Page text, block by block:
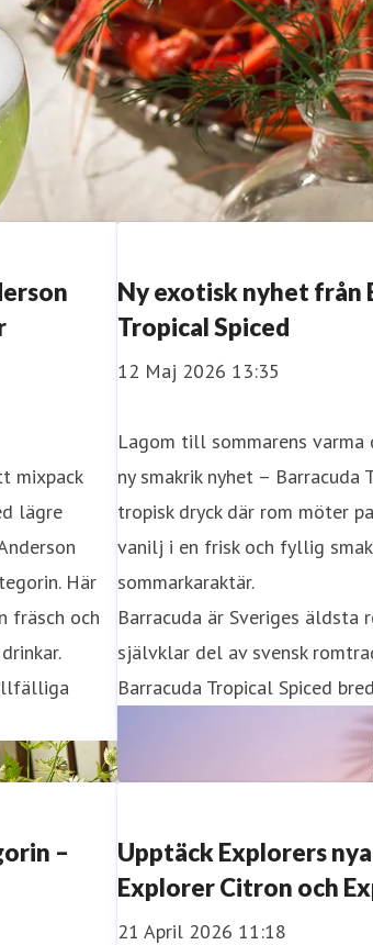
Dill. Recepten är framtagna för att lyfta
Dill är en dillkryddad akvavit som
mixpack
lägre
Här
fräsch och
Ny exotisk nyhet från
Tropical Spiced
12 Maj 2026 13:35
Lagom till sommarens varma
ny smakrik nyhet – Barracuda
tropisk dryck där rom möter
vanilj i en frisk och fyllig
sommarkaraktär.
Barracuda är Sveriges äldsta
självklar del av svensk
Barracuda Tropical Spiced
–
Upptäck Explorers
Explorer Citron och
21 April 2026 11:18